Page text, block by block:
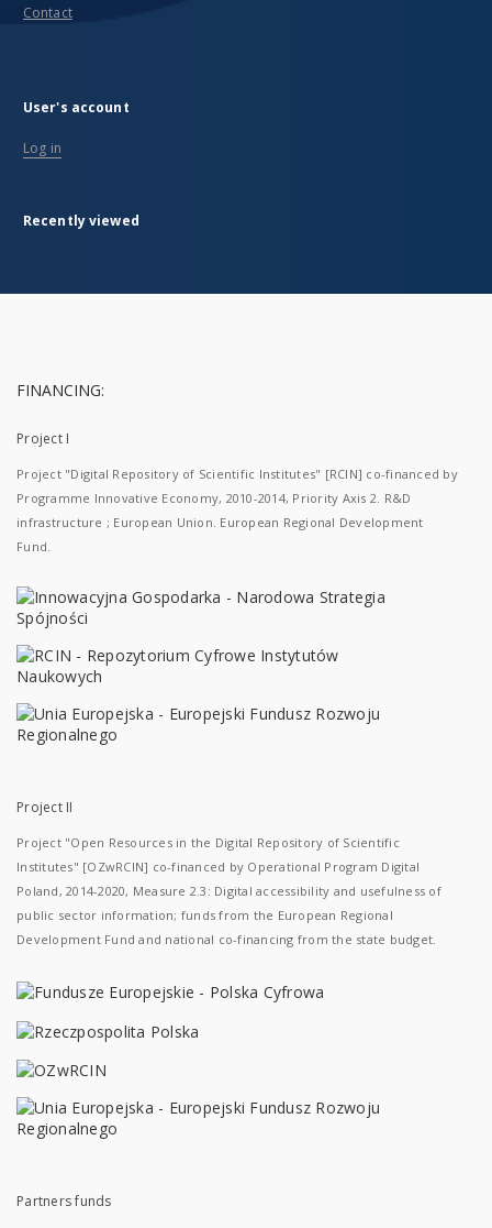
Contact
User's account
Log in
Recently viewed
FINANCING:
Project I
Project "Digital Repository of Scientific Institutes" [RCIN] co-financed by
Programme Innovative Economy, 2010-2014, Priority Axis 2. R&D
infrastructure ; European Union. European Regional Development
Fund.
Project II
Project "Open Resources in the Digital Repository of Scientific
Institutes" [OZwRCIN] co-financed by Operational Program Digital
Poland, 2014-2020, Measure 2.3: Digital accessibility and usefulness of
public sector information; funds from the European Regional
Development Fund and national co-financing from the state budget.
Partners funds